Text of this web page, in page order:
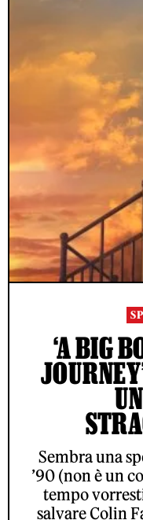
‘A BIG
Sembra una
’90 (non è un
tempo
salvare Colin